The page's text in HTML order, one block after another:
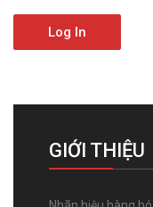
Log In
GIỚI THIỆU